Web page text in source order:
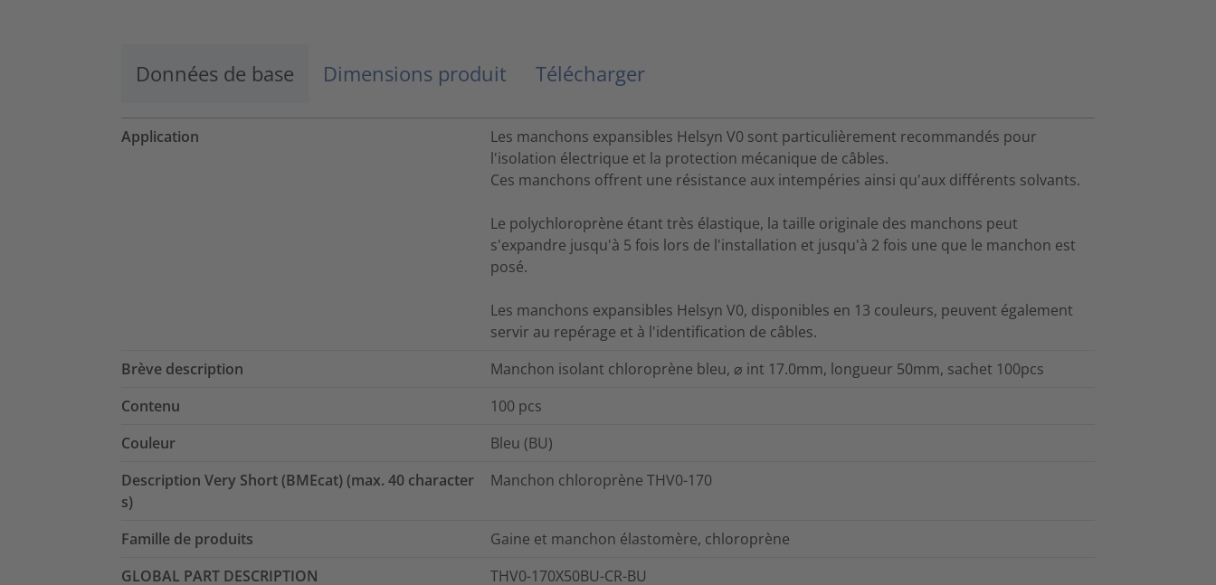
Données de base Dimensions produit Télécharger
Application
Les manchons expansibles Helsyn V0 sont particulièrement recommandés pour
l'isolation électrique et la protection mécanique de câbles.
Ces manchons offrent une résistance aux intempéries ainsi qu'aux différents solvants.
Le polychloroprène étant très élastique, la taille originale des manchons peut
s'expandre jusqu'à 5 fois lors de l'installation et jusqu'à 2 fois une que le manchon est
posé.
Les manchons expansibles Helsyn V0, disponibles en 13 couleurs, peuvent également
servir au repérage et à l'identification de câbles.
Brève description
Manchon isolant chloroprène bleu, ⌀ int 17.0mm, longueur 50mm, sachet 100pcs
Contenu
100 pcs
Couleur
Bleu (BU)
Description Very Short (BMEcat) (max. 40 character
s)
Manchon chloroprène THV0-170
Famille de produits
Gaine et manchon élastomère, chloroprène
GLOBAL PART DESCRIPTION
THV0-170X50BU-CR-BU